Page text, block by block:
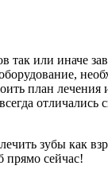
так или иначе
план лечения
отличались
зубы как
прямо сейчас!